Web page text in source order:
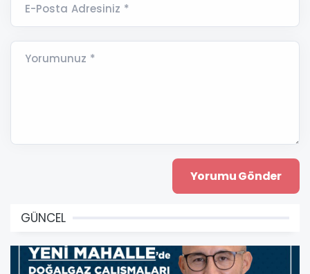
E-Posta Adresiniz *
Yorumunuz *
GÜNCEL